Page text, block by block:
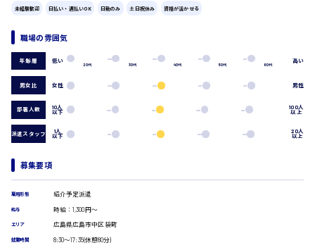
医師
介護職
オフィスワーク系
貿易事務
データ入力
コールセンターオペレーター
総務事務
営業事務
受付事務
医療事務
翻訳、通訳
広島市南区
時給1300円～
未経験歓迎 日払い・週払いOK 日勤のみ 土日祝休み 資格が活かせる
職場の雰囲気
年齢層 低い
20代 30代 40代 50代 60代
高い
男女比 女性 男性
部署人数 10人
以下
100人
以上
派遣スタッフ 1人
以下
20人
以上
募集要項
雇用形態 紹介予定派遣
給与 時給：1,300円～
エリア 広島県広島市中区袋町
就業時間 8:30〜17:35(休憩80分)